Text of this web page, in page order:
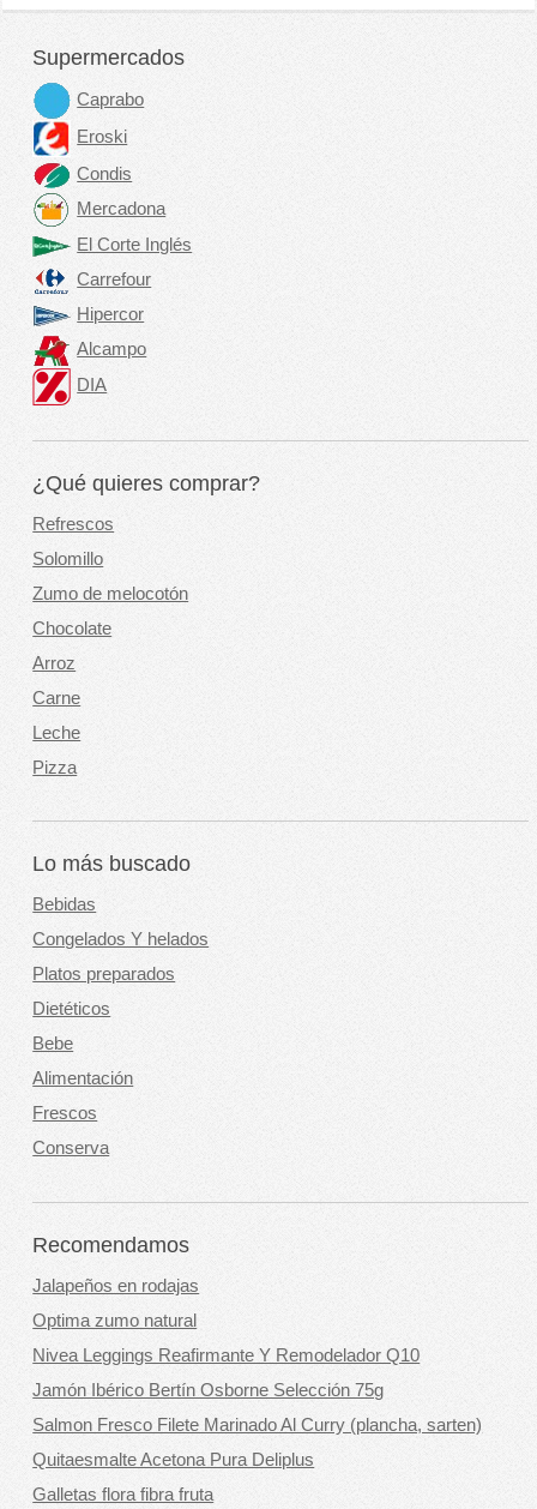
Supermercados
Caprabo
Eroski
Condis
Mercadona
El Corte Inglés
Carrefour
Hipercor
Alcampo
DIA
¿Qué quieres comprar?
Refrescos
Solomillo
Zumo de melocotón
Chocolate
Arroz
Carne
Leche
Pizza
Lo más buscado
Bebidas
Congelados Y helados
Platos preparados
Dietéticos
Bebe
Alimentación
Frescos
Conserva
Recomendamos
Jalapeños en rodajas
Optima zumo natural
Nivea Leggings Reafirmante Y Remodelador Q10
Jamón Ibérico Bertín Osborne Selección 75g
Salmon Fresco Filete Marinado Al Curry (plancha, sarten)
Quitaesmalte Acetona Pura Deliplus
Galletas flora fibra fruta